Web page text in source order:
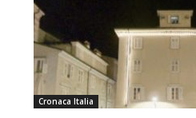
Cronaca Italia